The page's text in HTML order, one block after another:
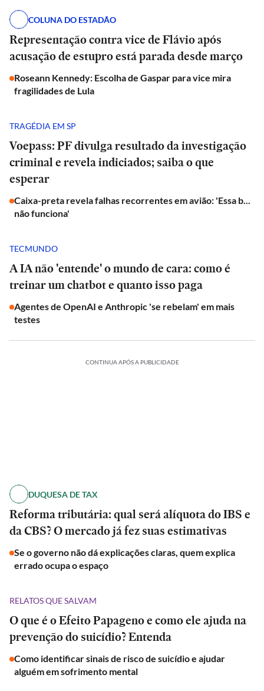
COLUNA DO ESTADÃO
Representação contra vice de Flávio após
acusação de estupro está parada desde março
Roseann Kennedy: Escolha de Gaspar para vice mira
fragilidades de Lula
TRAGÉDIA EM SP
Voepass: PF divulga resultado da investigação
criminal e revela indiciados; saiba o que
esperar
Caixa-preta revela falhas recorrentes em avião: 'Essa b...
não funciona'
TECMUNDO
A IA não 'entende' o mundo de cara: como é
treinar um chatbot e quanto isso paga
Agentes de OpenAI e Anthropic 'se rebelam' em mais
testes
CONTINUA APÓS A PUBLICIDADE
DUQUESA DE TAX
Reforma tributária: qual será alíquota do IBS e
da CBS? O mercado já fez suas estimativas
Se o governo não dá explicações claras, quem explica
errado ocupa o espaço
RELATOS QUE SALVAM
O que é o Efeito Papageno e como ele ajuda na
prevenção do suicídio? Entenda
Como identificar sinais de risco de suicídio e ajudar
alguém em sofrimento mental